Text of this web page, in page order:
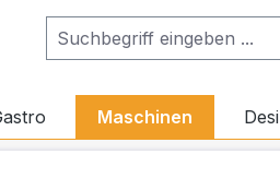
Maschinen